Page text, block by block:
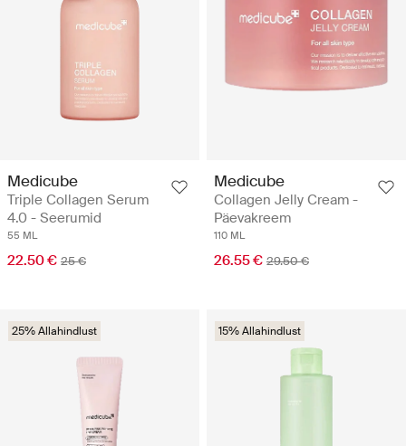
Medicube
Triple Collagen Serum
4.0 - Seerumid
55 ML
22.50 € 25 €
Medicube
Collagen Jelly Cream -
Päevakreem
110 ML
26.55 € 29.50 €
25% Allahindlust 15% Allahindlust